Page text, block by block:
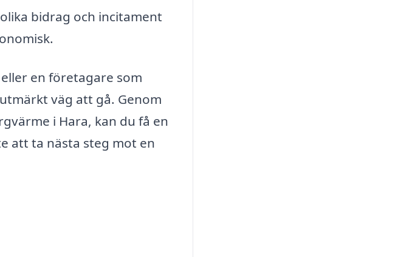
bidrag och incitament
en företagare som
väg att gå. Genom
i Hara, kan du få en
att ta nästa steg mot en